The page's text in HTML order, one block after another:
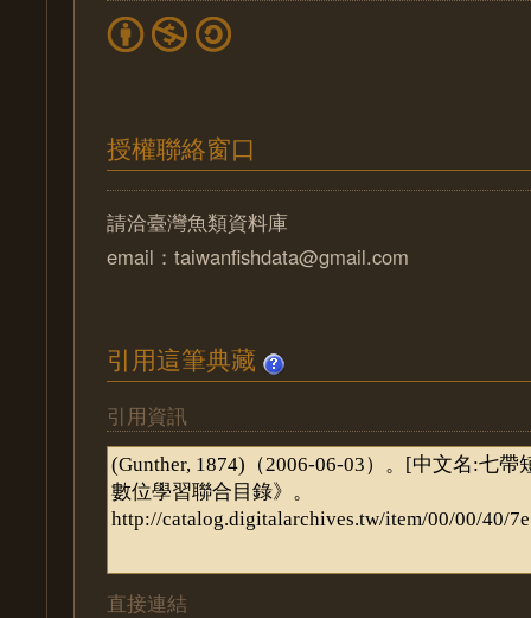
授權聯絡窗口
請洽臺灣魚類資料庫
email：taiwanfishdata@gmail.com
引用這筆典藏
引用資訊
直接連結